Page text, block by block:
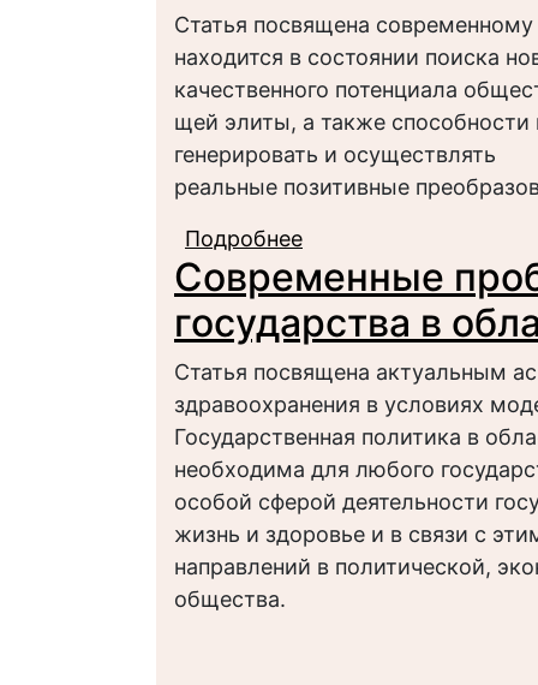
Статья посвящена
находится в состоянии поиска
качественного потенциала
щей элиты, а также
генерировать и осуществлять
реальные позитивные
Подробнее
развития и элиты
Современные
государства в
Статья посвящена актуальным
здравоохранения в условиях
Государственная политика в
необходима для любого
особой сферой деятельности
жизнь и здоровье и в связи с
направлений в политической,
общества.